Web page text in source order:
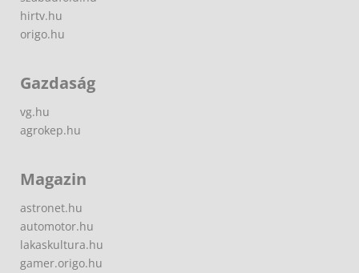
hirtv.hu
origo.hu
Gazdaság
vg.hu
agrokep.hu
Magazin
astronet.hu
automotor.hu
lakaskultura.hu
gamer.origo.hu